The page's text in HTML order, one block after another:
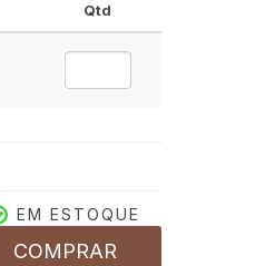
Qtd
EM ESTOQUE
COMPRAR